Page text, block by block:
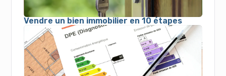
Vendre un bien immobilier en 10 étapes